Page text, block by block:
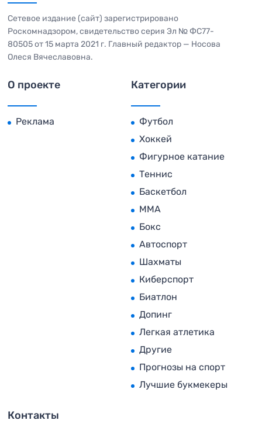
Сетевое издание (сайт) зарегистрировано
Роскомнадзором, свидетельство серия Эл № ФС77-
80505 от 15 марта 2021 г. Главный редактор — Носова
Олеся Вячеславовна.
О проекте
Реклама
Категории
Футбол
Хоккей
Фигурное катание
Теннис
Баскетбол
MMA
Бокс
Автоспорт
Шахматы
Киберспорт
Биатлон
Допинг
Легкая атлетика
Другие
Прогнозы на спорт
Лучшие букмекеры
Контакты